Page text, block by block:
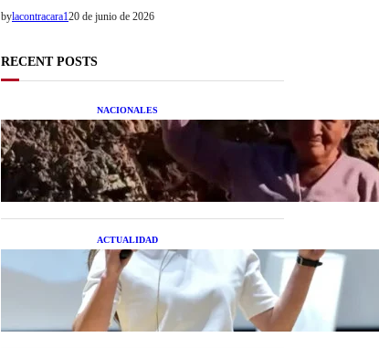
bylacontracara120 de junio de 2026
RECENT POSTS
NACIONALES
Una mujer asegura haber
peleado con un extraterrestre
cuerpo a cuerpo
ACTUALIDAD
La startup creada por una
salteña que busca resolver el
estrés financiero en
Latinoamérica